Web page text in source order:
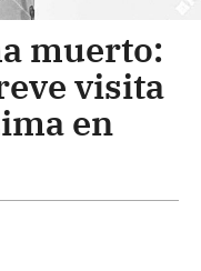
muerto:
visita
en